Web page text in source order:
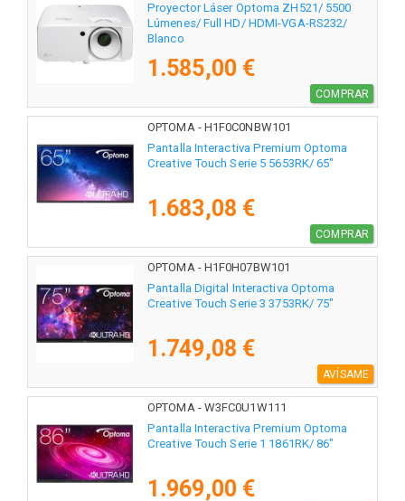
Proyector Láser Optoma ZH521/ 5500
Lúmenes/ Full HD/ HDMI-VGA-RS232/
Blanco
1.585,00 €
COMPRAR
OPTOMA - H1F0C0NBW101
Pantalla Interactiva Premium Optoma
Creative Touch Serie 5 5653RK/ 65"
1.683,08 €
COMPRAR
OPTOMA - H1F0H07BW101
Pantalla Digital Interactiva Optoma
Creative Touch Serie 3 3753RK/ 75"
1.749,08 €
AVÍSAME
OPTOMA - W3FC0U1W111
Pantalla Interactiva Premium Optoma
Creative Touch Serie 1 1861RK/ 86"
1.969,00 €